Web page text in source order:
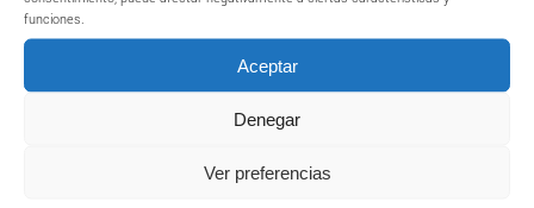
funciones.
Aceptar
Denegar
Ver preferencias
PREMIOS